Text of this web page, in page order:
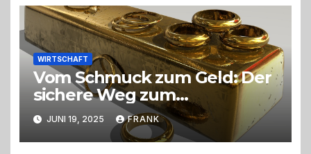
WIRTSCHAFT
Vom Schmuck zum Geld: Der
sichere Weg zum
Goldverkauf
JUNI 19, 2025 FRANK